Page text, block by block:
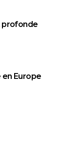
profonde
en Europe